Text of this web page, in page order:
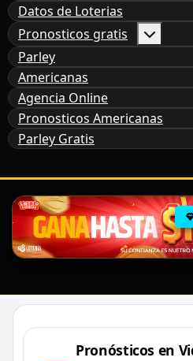
Datos de Loterias
Pronosticos gratis
Parley
Americanas
Agencia Online
Pronosticos Americanas
Parley Gratis
Pronósticos en